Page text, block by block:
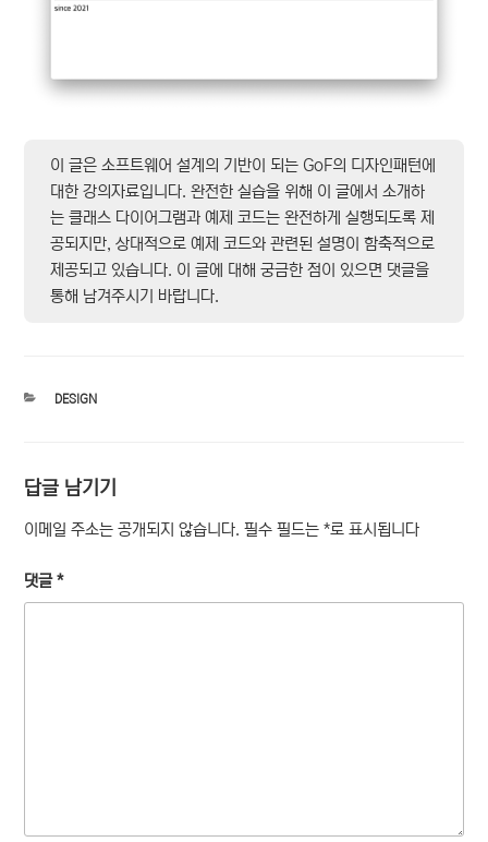
이 글은 소프트웨어 설계의 기반이 되는 GoF의 디자인패턴에
대한 강의자료입니다. 완전한 실습을 위해 이 글에서 소개하
는 클래스 다이어그램과 예제 코드는 완전하게 실행되도록 제
공되지만, 상대적으로 예제 코드와 관련된 설명이 함축적으로
제공되고 있습니다. 이 글에 대해 궁금한 점이 있으면 댓글을
통해 남겨주시기 바랍니다.
카
DESIGN
답글 남기기
이메일 주소는 공개되지 않습니다. 필수 필드는*로 표시됩니다
댓글*